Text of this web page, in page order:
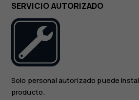
SERVICIO AUTORIZADO
Solo personal autorizado puede
producto.